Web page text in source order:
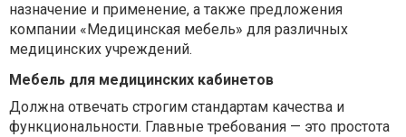
назначение и применение, а также предложения
компании «Медицинская мебель» для различных
медицинских учреждений.
Мебель для медицинских кабинетов
Должна отвечать строгим стандартам качества и
функциональности. Главные требования — это простота